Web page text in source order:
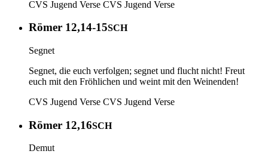
CVS Jugend Verse CVS Jugend Verse
Römer 12,14-15SCH
Segnet
Segnet, die euch verfolgen; segnet und flucht nicht! Freut
euch mit den Fröhlichen und weint mit den Weinenden!
CVS Jugend Verse CVS Jugend Verse
Römer 12,16SCH
Demut